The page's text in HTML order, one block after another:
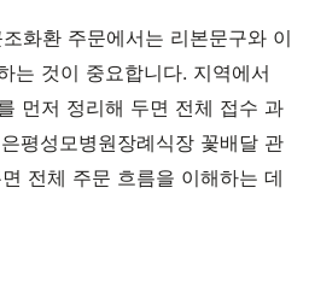
화환 주문에서는 리본문구와 이
는 것이 중요합니다. 지역에서
먼저 정리해 두면 전체 접수 과
평성모병원장례식장 꽃배달 관
전체 주문 흐름을 이해하는 데